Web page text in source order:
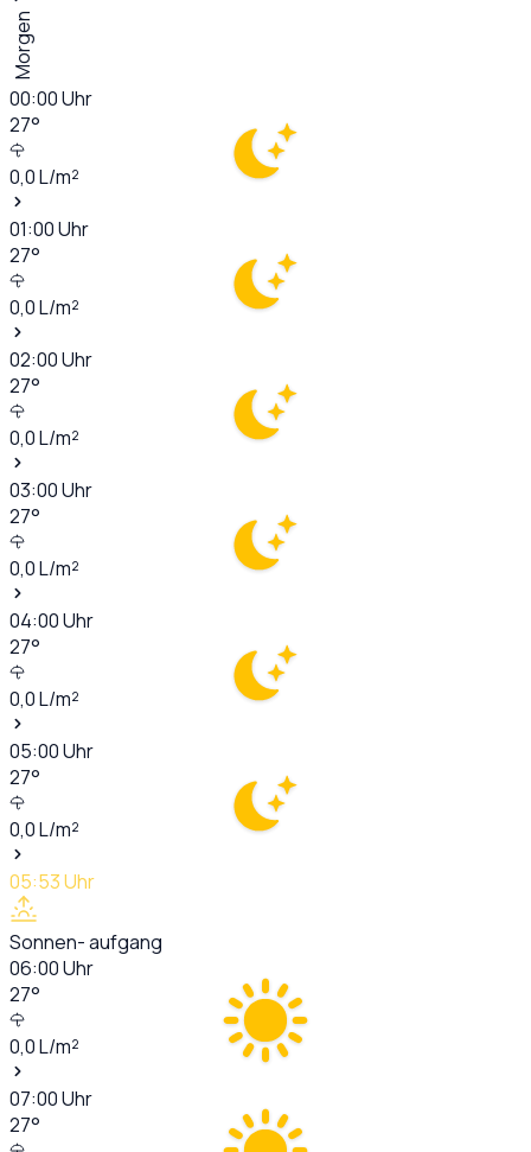
Morgen
00:00Uhr
27°
0,0L/m²
01:00Uhr
27°
0,0L/m²
02:00Uhr
27°
0,0L/m²
03:00Uhr
27°
0,0L/m²
04:00Uhr
27°
0,0L/m²
05:00Uhr
27°
0,0L/m²
05:53Uhr
Sonnen- aufgang
06:00Uhr
27°
0,0L/m²
07:00Uhr
27°